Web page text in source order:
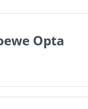
Opta